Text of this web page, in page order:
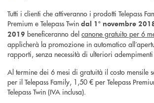
Tutti i clienti che attiveranno i prodotti Telepass
Premium e Telepass Twin dal 1° novembre
2019 beneficeranno del canone gratuito per 6
applicherà la promozione in automatico
rapporti, senza necessità di ulteriori
Al termine dei 6 mesi di gratuità il costo mensile
per il Telepass Family, 1,50 € per Telepass
Telepass Twin (IVA inclusa).